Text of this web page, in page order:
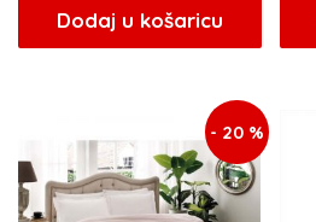
bila
je:
63,20 KM.
Dodaj u košaricu
- 20 %